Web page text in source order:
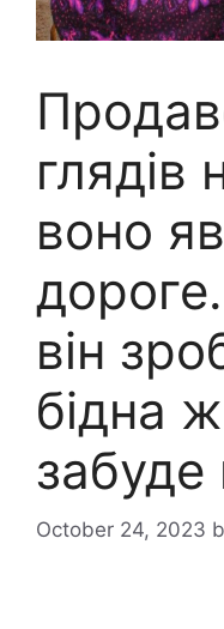
глядів
воно
він
бідна
забуде
October 24, 2023